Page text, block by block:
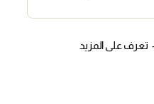
تعرف على المزيد